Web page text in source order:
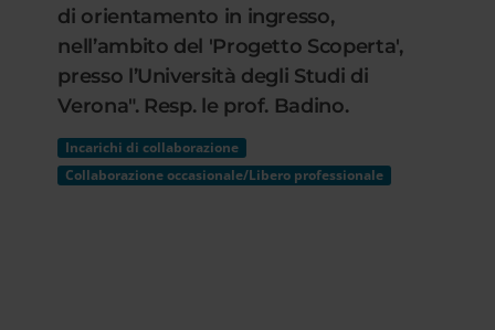
di orientamento in ingresso,
nell’ambito del 'Progetto Scoperta',
presso l’Università degli Studi di
Verona". Resp. le prof. Badino.
Incarichi di collaborazione
Collaborazione occasionale/Libero professionale